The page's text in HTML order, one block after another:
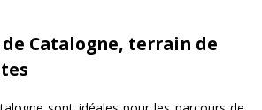
de Catalogne, terrain de